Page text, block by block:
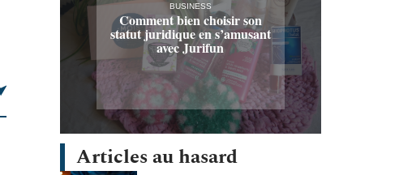
BUSINESS
Comment bien choisir son
statut juridique en s’amusant
avec Jurifun
Articles au hasard